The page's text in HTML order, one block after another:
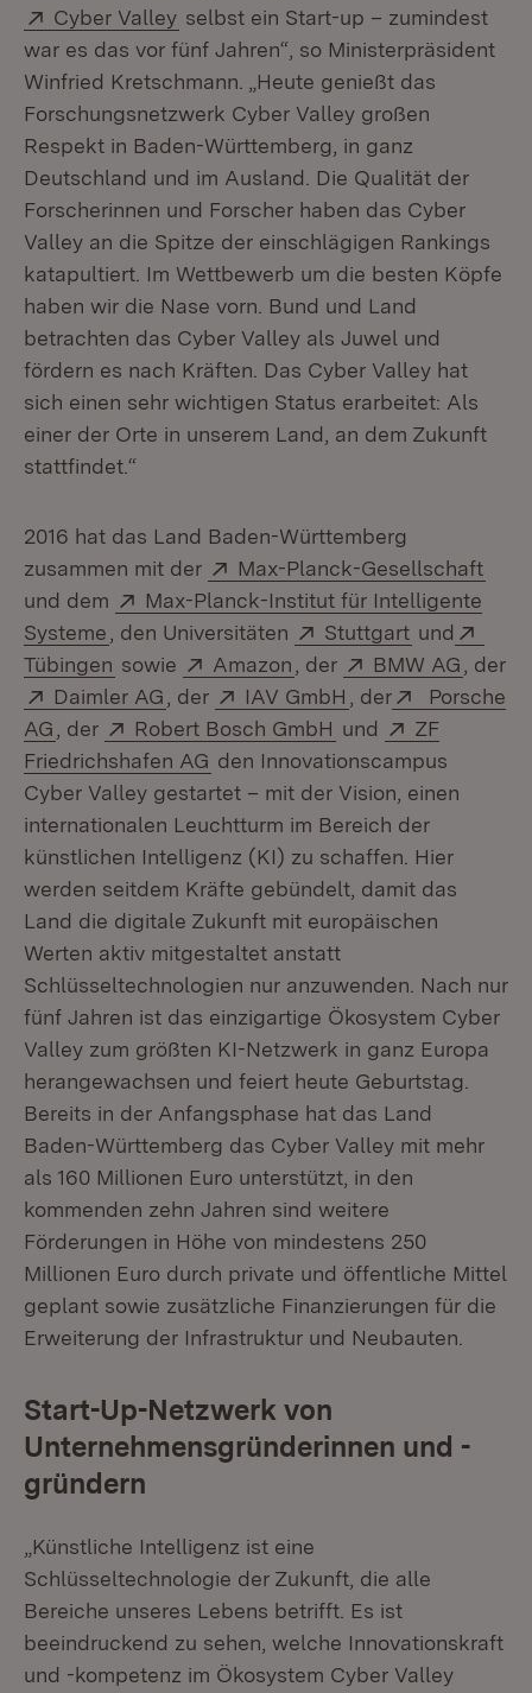
Extern:
Cyber Valley (Öffnet in neuem Fenster)
selbst ein Start-up – zumindest
war es das vor fünf Jahren“, so Ministerpräsident
Winfried Kretschmann. „Heute genießt das
Forschungsnetzwerk Cyber Valley großen
Respekt in Baden-Württemberg, in ganz
Deutschland und im Ausland. Die Qualität der
Forscherinnen und Forscher haben das Cyber
Valley an die Spitze der einschlägigen Rankings
katapultiert. Im Wettbewerb um die besten Köpfe
haben wir die Nase vorn. Bund und Land
betrachten das Cyber Valley als Juwel und
fördern es nach Kräften. Das Cyber Valley hat
sich einen sehr wichtigen Status erarbeitet: Als
einer der Orte in unserem Land, an dem Zukunft
stattfindet.“
2016 hat das Land Baden-Württemberg
zusammen mit der
Extern:
Max-Planck-Gesellschaft
und dem
Extern:
Max-Planck-Institut für Intelligente
Systeme (Öffnet in neuem Fenster)
, den Universitäten Extern:
Stuttgart (Öffnet in
und
Tübingen (Öffnet in neuem Fenster)
sowie Extern:
Amazon (Öffnet in neuem
, der Extern:
BMW AG
, der
Extern:
Daimler AG (Öffnet in neuem Fenster)
, der Extern:
IAV GmbH (Öffnet in neuem
, der Extern:
Porsche
AG (Öffnet in neuem Fenster)
, der Extern:
Robert Bosch GmbH (Öffnet in neuem
und Extern:
ZF
Friedrichshafen AG (Öffnet in neuem Fenster)
den Innovationscampus
Cyber Valley gestartet – mit der Vision, einen
internationalen Leuchtturm im Bereich der
künstlichen Intelligenz (KI) zu schaffen. Hier
werden seitdem Kräfte gebündelt, damit das
Land die digitale Zukunft mit europäischen
Werten aktiv mitgestaltet anstatt
Schlüsseltechnologien nur anzuwenden. Nach nur
fünf Jahren ist das einzigartige Ökosystem Cyber
Valley zum größten KI-Netzwerk in ganz Europa
herangewachsen und feiert heute Geburtstag.
Bereits in der Anfangsphase hat das Land
Baden-Württemberg das Cyber Valley mit mehr
als 160 Millionen Euro unterstützt, in den
kommenden zehn Jahren sind weitere
Förderungen in Höhe von mindestens 250
Millionen Euro durch private und öffentliche Mittel
geplant sowie zusätzliche Finanzierungen für die
Erweiterung der Infrastruktur und Neubauten.
Start-Up-Netzwerk von
Unternehmensgründerinnen und -
gründern
„Künstliche Intelligenz ist eine
Schlüsseltechnologie der Zukunft, die alle
Bereiche unseres Lebens betrifft. Es ist
beeindruckend zu sehen, welche Innovationskraft
und -kompetenz im Ökosystem Cyber Valley